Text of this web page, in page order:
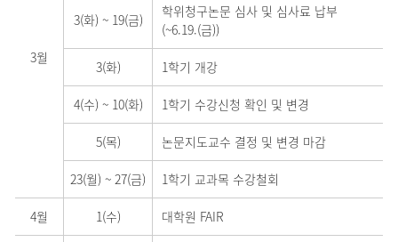
3월
3(화) ~19(금)
학위청구논문 심사 및 심사료 납부
(~6.19.(금))
3(화) 1학기 개강
4(수) ~10(화) 1학기 수강신청 확인 및 변경
5(목) 논문지도교수 결정 및 변경 마감
23(월) ~ 27(금) 1학기 교과목 수강철회
4월 1(수) 대학원 FAIR